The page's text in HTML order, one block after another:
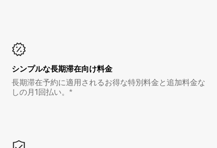
シンプルな長期滞在向け料金
長期滞在予約に適用されるお得な特別料金と追加料金な
しの月1回払い。*